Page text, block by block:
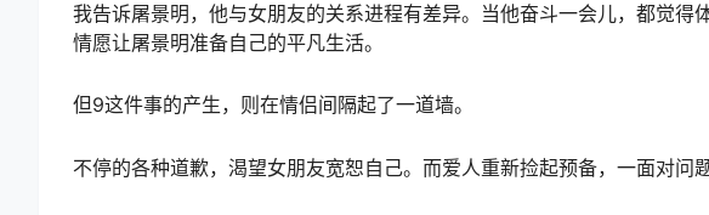
我告诉屠景明，他与女朋友的关系进程有差异。当他奋斗一会儿，都觉得
情愿让屠景明准备自己的平凡生活。
但9这件事的产生，则在情侣间隔起了一道墙。
不停的各种道歉，渴望女朋友宽恕自己。而爱人重新捡起预备，一面对问